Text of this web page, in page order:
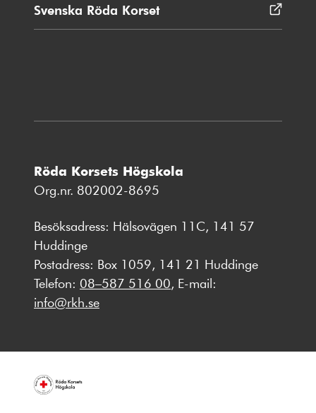
Svenska Röda Korset
i
Röda Korsets Högskola
Org.nr. 802002-8695
Besöksadress: Hälsovägen 11C, 141 57
Huddinge
Postadress: Box 1059, 141 21 Huddinge
Telefon: 08–587 516 00, E-mail:
info@rkh.se